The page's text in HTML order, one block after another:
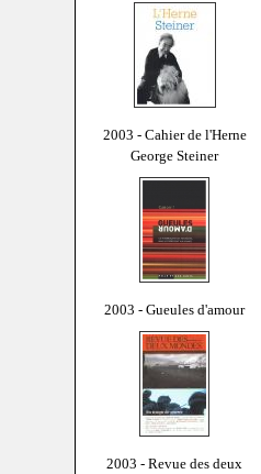
2003 - Cahier de l'Herne
George Steiner
2003 - Gueules d'amour
2003 - Revue des deux